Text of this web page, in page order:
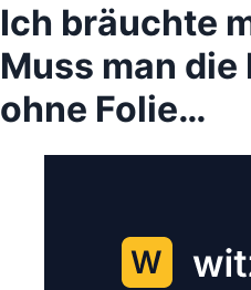
Ich bräuchte
Muss man
ohne Folie…